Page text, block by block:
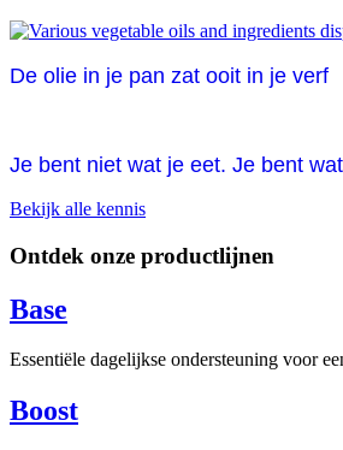
De olie in je pan zat ooit in je verf
Je bent niet wat je eet. Je bent
Bekijk alle kennis
Ontdek onze productlijnen
Base
Essentiële dagelijkse ondersteuning voor
Boost